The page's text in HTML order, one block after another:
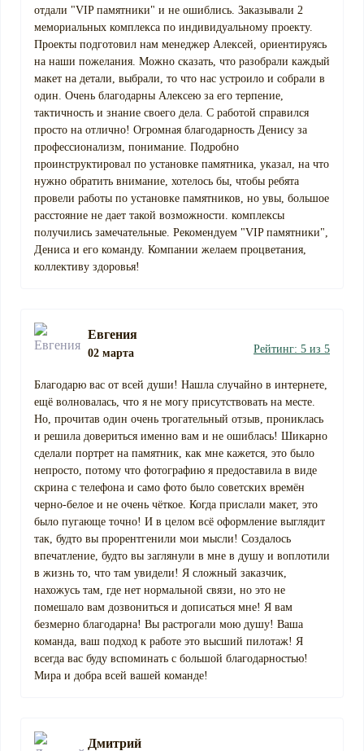
отдали "VIP памятники" и не ошиблись. Заказывали 2
мемориальных комплекса по индивидуальному проекту.
Проекты подготовил нам менеджер Алексей, ориентируясь
на наши пожелания. Можно сказать, что разобрали каждый
макет на детали, выбрали, то что нас устроило и собрали в
один. Очень благодарны Алексею за его терпение,
тактичность и знание своего дела. С работой справился
просто на отлично! Огромная благодарность Денису за
профессионализм, понимание. Подробно
проинструктировал по установке памятника, указал, на что
нужно обратить внимание, хотелось бы, чтобы ребята
провели работы по установке памятников, но увы, большое
расстояние не дает такой возможности. комплексы
получились замечательные. Рекомендуем "VIP памятники",
Дениса и его команду. Компании желаем процветания,
коллективу здоровья!
Евгения
02 марта Рейтинг: 5 из 5
Благодарю вас от всей души! Нашла случайно в интернете,
ещё волновалась, что я не могу присутствовать на месте.
Но, прочитав один очень трогательный отзыв, прониклась
и решила довериться именно вам и не ошиблась! Шикарно
сделали портрет на памятник, как мне кажется, это было
непросто, потому что фотографию я предоставила в виде
скрина с телефона и само фото было советских времён
черно-белое и не очень чёткое. Когда прислали макет, это
было пугающе точно! И в целом всё оформление выглядит
так, будто вы прорентгенили мои мысли! Создалось
впечатление, будто вы заглянули в мне в душу и воплотили
в жизнь то, что там увидели! Я сложный заказчик,
нахожусь там, где нет нормальной связи, но это не
помешало вам дозвониться и дописаться мне! Я вам
безмерно благодарна! Вы растрогали мою душу! Ваша
команда, ваш подход к работе это высший пилотаж! Я
всегда вас буду вспоминать с большой благодарностью!
Мира и добра всей вашей команде!
Дмитрий